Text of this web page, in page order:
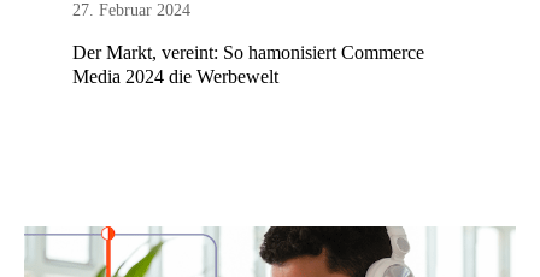
27. Februar 2024
Der Markt, vereint: So hamonisiert Commerce
Media 2024 die Werbewelt
Mehr erfahren